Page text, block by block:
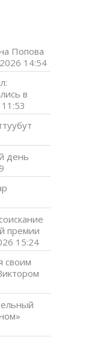
Попова
14:54
в
день
премии
15:24
своим